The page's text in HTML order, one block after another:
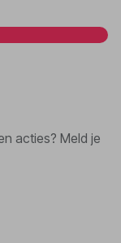
acties? Meld je